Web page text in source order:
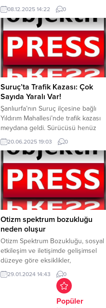
sondönemlerde hem yerli hem de
yabancı ziyaretçilerin yoğun ilgisi
ile buluşmaya devam
ediyor.Şanlıurfa’da Taş Tepeler
Projesi’nin en dikkat çeken
duraklarından biri olan
Karahantepe, benzersizkeşif
imkânlarıyla tarihe meraklı yerli ve
yabancı turistlerin rotasında ilk
sırada yer almayı
sürdürüyor.Şanlıurfa’nın tarihi...
08.12.2025 14:22 0
Suruç’ta Trafik Kazası: Çok
Sayıda Yaralı Var!
Şanlıurfa’nın Suruç ilçesine bağlı
Yıldırım Mahallesi’nde trafik kazası
meydana geldi. Sürücüsü henüz
öğrenilemeyen 50 UK 304 plakalı
araç ile 33 NG 846 plakalı araçlar
çarpıştı. Kazada 7 kişi yaralandı.
Çevredekilerin ihbarı üzerine olay
yerine çok sayıda 112 sağlık ekibi
sevk edildi. Meydana gelen kazada
bir kişi araçta sıkıştı. Sıkışan yaralı...
20.06.2025 19:03 0
Otizm spektrum bozukluğu
neden oluşur
Otizm Spektrum Bozukluğu, sosyal
etkileşim ve iletişimde gelişimsel
düzeye göre eksiklikler,
kısıtlı/tekrarlayıcı davranışlar ve
duyusal aşırı veya düşük
hassasiyetler ile seyreden
nörogelişimsel bir bozukluktur.
29.01.2024 14:43 0
Popüler